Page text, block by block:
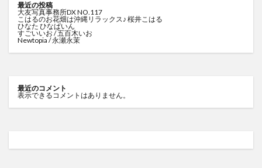
最近の投稿
大友写真事務所DX NO.117
こはるのお花畑は沖縄リラックス♪ 桜井こはる
ひなた ひなぱいん
すごいいお / 五百木いお
Newtopia / 永瀬永茉
最近のコメント
表示できるコメントはありません。